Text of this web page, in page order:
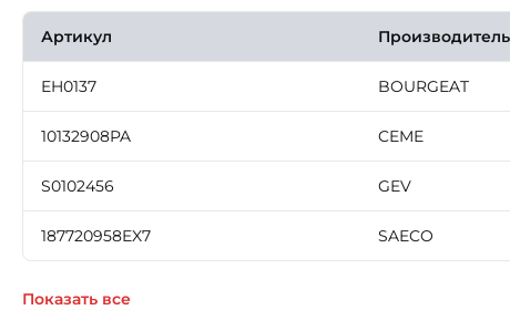
Артикул Производитель
EH0137 BOURGEAT
10132908PA CEME
S0102456 GEV
187720958EX7 SAECO
Показать все